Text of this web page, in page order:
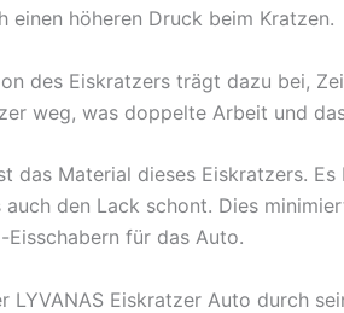
einen höheren Druck beim Kratzen.
des Eiskratzers trägt dazu bei,
weg, was doppelte Arbeit und
das Material dieses Eiskratzers.
den Lack schont. Dies
für das Auto.
LYVANAS Eiskratzer Auto durch